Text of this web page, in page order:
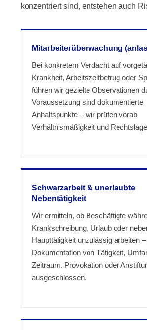
konzentriert sind, entstehen auch
Mitarbeiterüberwachung
Bei konkretem Verdacht auf
Krankheit, Arbeitszeitbetrug oder
führen wir gezielte Observationen
Voraussetzung sind dokumentierte
Anhaltspunkte – wir prüfen vorab
Verhältnismäßigkeit und
Schwarzarbeit & unerlaubte
Nebentätigkeit
Wir ermitteln, ob Beschäftigte
Krankschreibung, Urlaub oder
Haupttätigkeit unzulässig arbeiten
Dokumentation von Tätigkeit,
Zeitraum. Provokation oder
ausgeschlossen.